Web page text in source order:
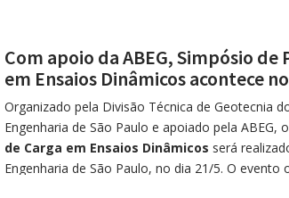
Obteve os títulos de Master of Sciences pelo
of Technology (MIT) e de Doutor em
pela Escola de Engenharia de São Carlos da
Dedicado à educação, tornou-se Professor
São Carlos (EESC-USP), ministrando cursos de
graduação e participando da orientação nos
doutorado. Com grande experiência
Inglaterra e atuou também como docente em
Com apoio da ABEG, Simpósio de
em Ensaios Dinâmicos acontece
Organizado pela Divisão Técnica de Geotecnia
Engenharia de São Paulo e apoiado pela ABEG, o
de Carga em Ensaios Dinâmicos será
Engenharia de São Paulo, no dia 21/5. O evento
14h15 no formato presencial e das 14h15 às